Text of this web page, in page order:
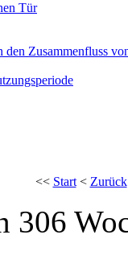
Tür
Zusammenfluss
<< Start< Zurück
306